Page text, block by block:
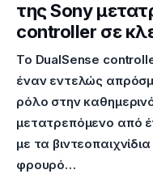
της Sony
controller σε
Το DualSense
έναν εντελώς
ρόλο στην
μετατρεπόμενο από
με τα
φρουρό…